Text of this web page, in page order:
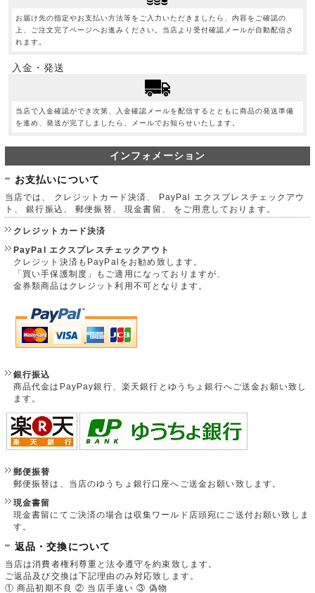
お届け先の指定やお支払い方法等をご入力いただきましたら、内容をご確認の
上、ご注文完了ページへお進みください。当店より受付確認メールが自動配信さ
れます。
入金・発送
当店で入金確認ができ次第、入金確認メールを配信するとともに商品の発送準備
を進め、発送が完了しましたら、メールでお知らせいたします。
インフォメーション
お支払いについて
当店では、 クレジットカード決済、 PayPal エクスプレスチェックアウ
ト、 銀行振込、 郵便振替、 現金書留、 をご用意しております。
クレジットカード決済
PayPal エクスプレスチェックアウト
クレジット決済もPayPalをお勧め致します。
「買い手保護制度」もご適用になっておりますが、
金券類商品はクレジット利用不可となります。
銀行振込
商品代金はPayPay銀行、楽天銀行とゆうちょ銀行へご送金お願い致し
ます。
郵便振替
郵便振替は、当店のゆうちょ銀行口座へご送金お願い致します。
現金書留
現金書留にてご決済の場合は収集ワールド店頭宛にご送付お願い致しま
す。
返品・交換について
当店は消費者権利尊重と法令遵守を約束致します。
ご返品及び交換は下記理由のみ対応致します。
① 商品初期不良 ② 当店手違い ③ 偽物